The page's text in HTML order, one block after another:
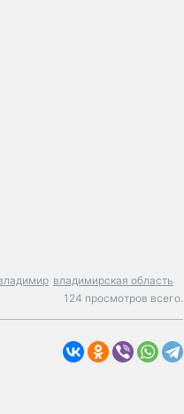
владимирская область
124 просмотров всего.